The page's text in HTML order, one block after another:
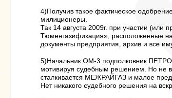
4)Получив такое фактическое
милиционеры.
Так 14 августа 2009г. при участии
Тюменгазификация», расположенные
документы предприятия, архив и все
5)Начальник ОМ-3 подполковник
мотивируя судебным решением. Но не в
сталкивается МЕЖРАЙГАЗ и малое
Нет никакого судебного решения на